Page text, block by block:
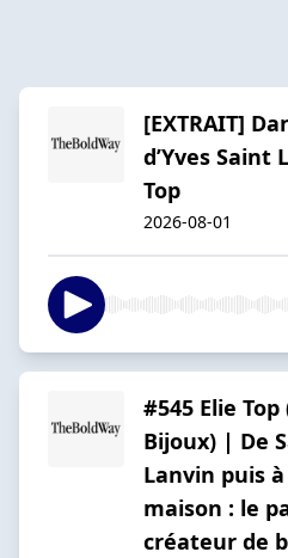
[EXTRAIT]
d’Yves
Top
2026-08-01
#545 Elie
Bijoux) | De
Lanvin puis
maison : le
créateur de